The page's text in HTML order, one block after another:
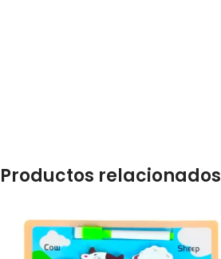
Productos relacionados